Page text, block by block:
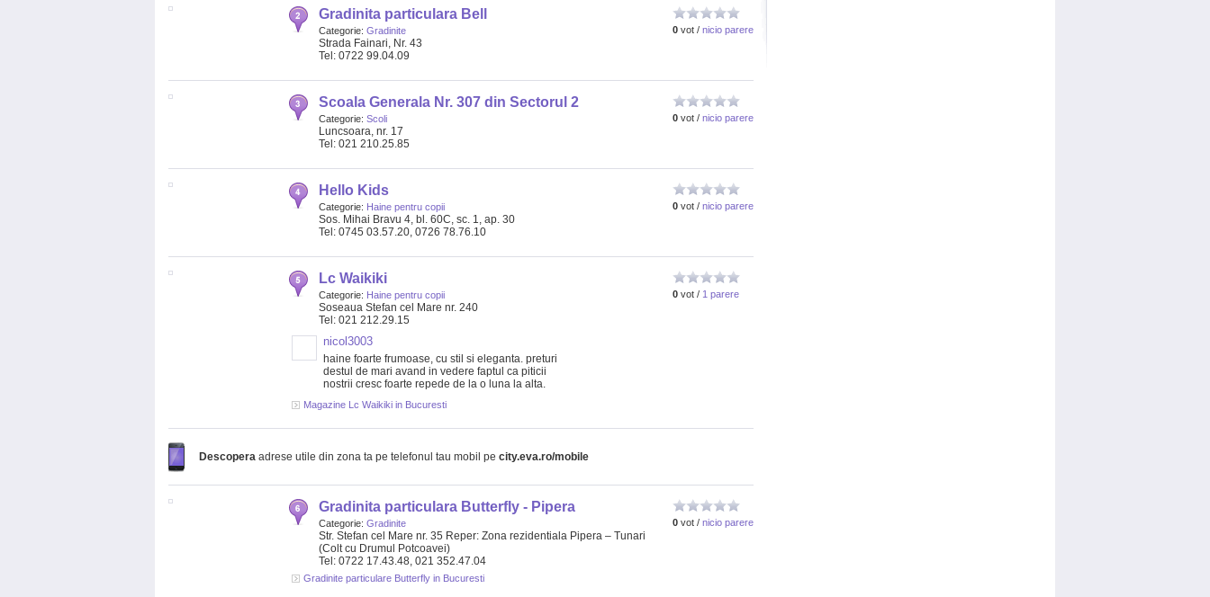
0 vot / nicio parere
Gradinita particulara Bell
Categorie: Gradinite
Strada Fainari, Nr. 43
Tel: 0722 99.04.09
0 vot / nicio parere
Scoala Generala Nr. 307 din Sectorul 2
Categorie: Scoli
Luncsoara, nr. 17
Tel: 021 210.25.85
0 vot / nicio parere
Hello Kids
Categorie: Haine pentru copii
Sos. Mihai Bravu 4, bl. 60C, sc. 1, ap. 30
Tel: 0745 03.57.20, 0726 78.76.10
0 vot / 1 parere
Lc Waikiki
Categorie: Haine pentru copii
Soseaua Stefan cel Mare nr. 240
Tel: 021 212.29.15
nicol3003
haine foarte frumoase, cu stil si eleganta. preturi
destul de mari avand in vedere faptul ca piticii
nostrii cresc foarte repede de la o luna la alta.
Magazine Lc Waikiki in Bucuresti
Descopera adrese utile din zona ta pe telefonul tau mobil pe city.eva.ro/mobile
0 vot / nicio parere
Gradinita particulara Butterfly - Pipera
Categorie: Gradinite
Str. Stefan cel Mare nr. 35 Reper: Zona rezidentiala Pipera – Tunari
(Colt cu Drumul Potcoavei)
Tel: 0722 17.43.48, 021 352.47.04
Gradinite particulare Butterfly in Bucuresti